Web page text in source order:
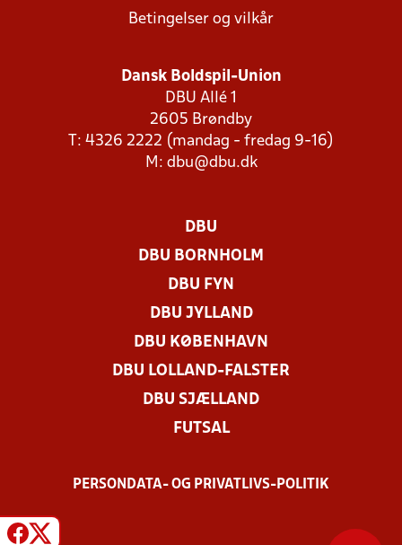
Betingelser og vilkår
Dansk Boldspil-Union
DBU Allé 1
2605 Brøndby
T: 4326 2222 (mandag - fredag 9-16)
M: dbu@dbu.dk
DBU
DBU BORNHOLM
DBU FYN
DBU JYLLAND
DBU KØBENHAVN
DBU LOLLAND-FALSTER
DBU SJÆLLAND
FUTSAL
PERSONDATA- OG PRIVATLIVS-POLITIK